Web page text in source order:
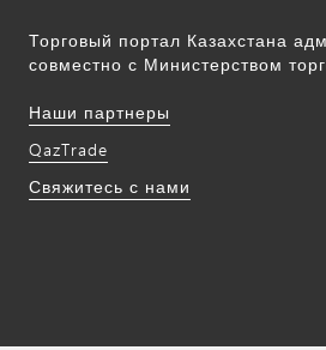
Торговый портал Казахстана
совместно с Министерством
Наши партнеры
QazTrade
Свяжитесь с нами